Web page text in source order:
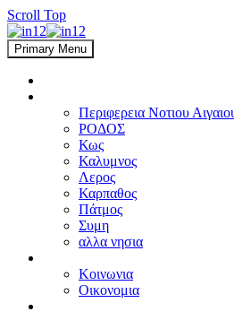
Scroll Top
Primary Menu
Περιφερεια Νοτιου
ΡΟΔΟΣ
Κως
Καλυμνος
Λερος
Καρπαθος
Πάτμος
Συμη
αλλα νησια
Κοινωνια
Οικονομια